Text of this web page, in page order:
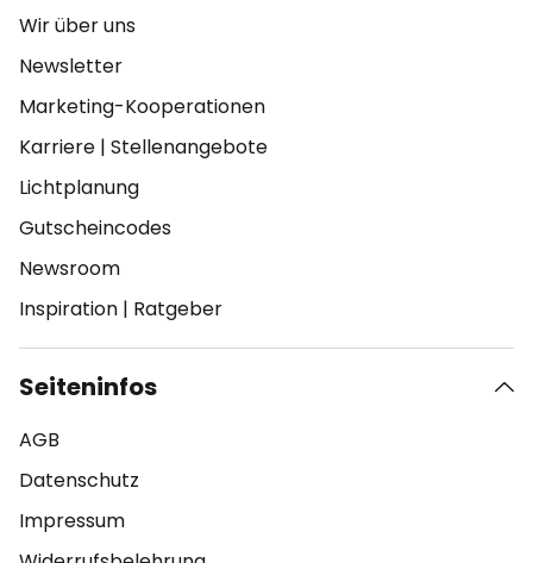
Wir über uns
Newsletter
Marketing-Kooperationen
Karriere | Stellenangebote
Lichtplanung
Gutscheincodes
Newsroom
Inspiration | Ratgeber
Seiteninfos
AGB
Datenschutz
Impressum